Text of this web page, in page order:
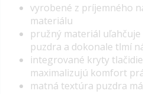
vyrobené z príjemného
materiálu
pružný materiál
puzdra a dokonale tlmí
integrované kryty
maximalizujú komfort
matná textúra puzdra